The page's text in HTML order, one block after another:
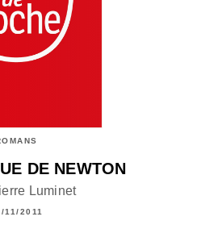
DE NEWTON
Luminet
11/2011